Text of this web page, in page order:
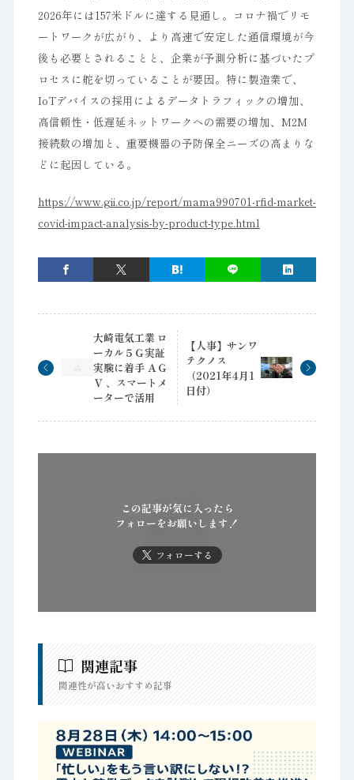
2026年には157米ドルに達する見通し。コロナ禍でリモ
ートワークが広がり、より高速で安定した通信環境が今
後も必要とされることと、企業が予測分析に基づいたプ
ロセスに舵を切っていることが要因。特に製造業で、
IoTデバイスの採用によるデータトラフィックの増加、
高信頼性・低遅延ネットワークへの需要の増加、M2M
接続数の増加と、重要機器の予防保全ニーズの高まりな
どに起因している。
https://www.gii.co.jp/report/mama990701-rfid-market-
covid-impact-analysis-by-product-type.html
大崎電気工業 ロ
ーカル５Ｇ実証
実験に着手 ＡＧ
Ｖ 、スマートメ
ーターで活用
【人事】サンワ
テクノス
（2021年4月1
日付）
この記事が気に入ったら
フォローをお願いします！
フォローする
関連記事
関連性が高いおすすめ記事